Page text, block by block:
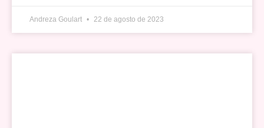
Andreza Goulart 22 de agosto de 2023